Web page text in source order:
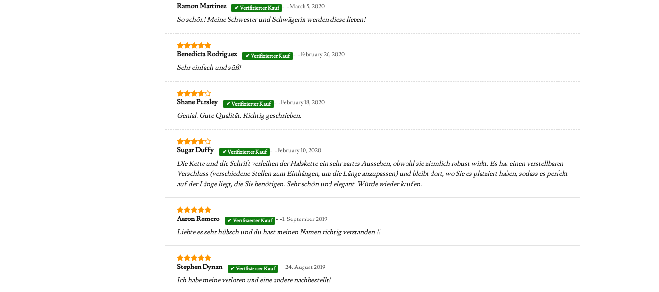
Bewertet
von 5
Ramon Martinez - -March 5, 2020
So schön! Meine Schwester und Schwägerin werden diese lieben!
Bewertet
5
Benedicta Rodriguez - -February 26, 2020
Sehr einfach und süß!
Bewertet
von 5
Shane Pursley - -February 18, 2020
Genial. Gute Qualität. Richtig geschrieben.
Bewertet
von 5
Sugar Duffy - -February 10, 2020
Die Kette und die Schrift verleihen der Halskette ein sehr zartes Aussehen, obwohl sie ziemlich robust wirkt. Es hat einen verstellbaren
Verschluss (verschiedene Stellen zum Einhängen, um die Länge anzupassen) und bleibt dort, wo Sie es platziert haben, sodass es perfekt
auf der Länge liegt, die Sie benötigen. Sehr schön und elegant. Würde wieder kaufen.
Bewertet
5
Aaron Romero - -1. September 2019
Liebte es sehr hübsch und du hast meinen Namen richtig verstanden !!
Bewertet
5
Stephen Dynan - -24. August 2019
Ich habe meine verloren und eine andere nachbestellt!